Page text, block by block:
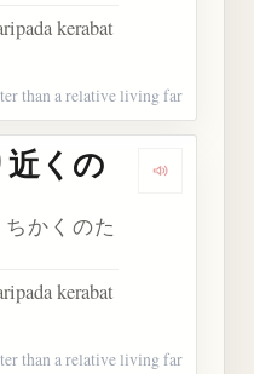
kerabat
than a relative living far
くの
かくのた
kerabat
than a relative living far